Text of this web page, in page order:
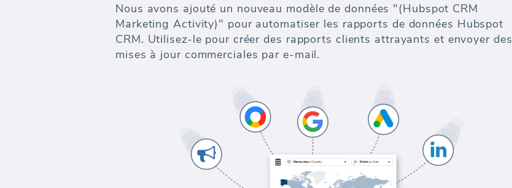
Nous avons ajouté un nouveau modèle de données "(Hubspot CRM
Marketing Activity)" pour automatiser les rapports de données Hubspot
CRM. Utilisez-le pour créer des rapports clients attrayants et envoyer des
mises à jour commerciales par e-mail.